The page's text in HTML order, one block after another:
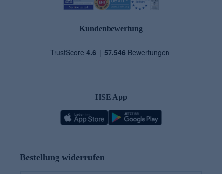
Kundenbewertung
HSE App
Bestellung widerrufen